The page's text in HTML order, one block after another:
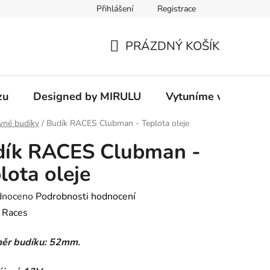
Přihlášení Registrace
KOŠÍK
PRÁZDNÝ KOŠÍK
Designed by MIRULU Vytuníme vám
budíky / Budík RACES Clubman - Teplota oleje
RACES Clubman -
oleje
Podrobnosti hodnocení
Races
budíku: 52mm.